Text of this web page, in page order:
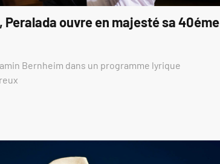
Peralada ouvre en majesté sa 40éme
Bernheim dans un programme lyrique